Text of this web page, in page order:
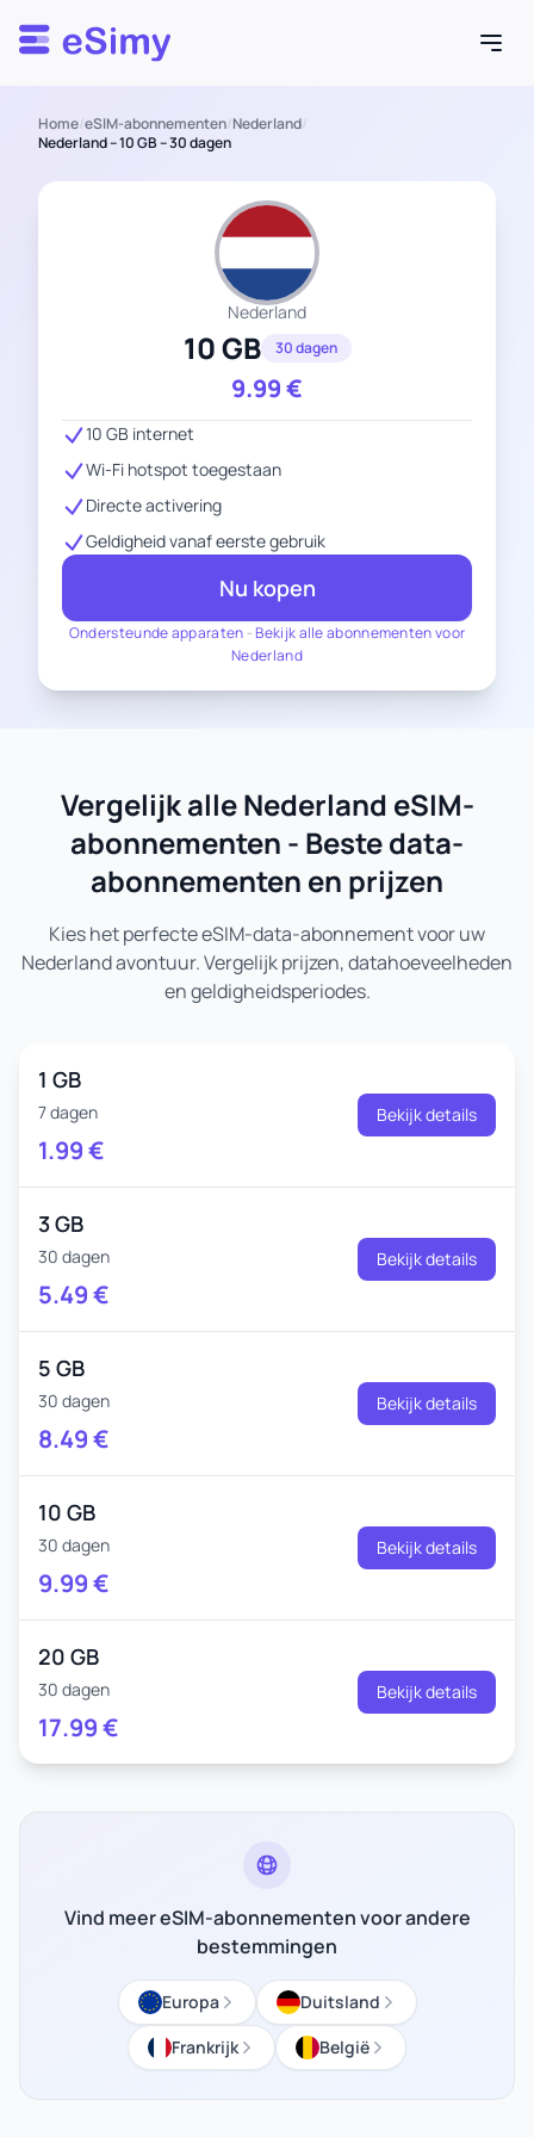
Esimy
Home/eSIM-abonnementen/Nederland/
Nederland – 10 GB – 30 dagen
Nederland
10 GB 30 dagen
9.99€
Ondersteunde apparaten -Bekijk alle abonnementen voor
Nederland
10 GB internet
Wi-Fi hotspot toegestaan
Directe activering
Geldigheid vanaf eerste gebruik
Nu kopen
Vergelijk alle Nederland eSIM-
abonnementen - Beste data-
abonnementen en prijzen
Kies het perfecte eSIM-data-abonnement voor uw
Nederland avontuur. Vergelijk prijzen, datahoeveelheden
en geldigheidsperiodes.
1 GB
7 dagen
1.99€
Bekijk details
3 GB
30 dagen
5.49€
Bekijk details
5 GB
30 dagen
8.49€
Bekijk details
10 GB
30 dagen
9.99€
Bekijk details
20 GB
30 dagen
17.99€
Bekijk details
Vind meer eSIM-abonnementen voor andere
bestemmingen
Europa
Duitsland
Frankrijk
België